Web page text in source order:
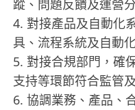
蹤、問題反饋及運營
4.⁠ ⁠對接產品及自動化
具、流程系統及自動
5.⁠ ⁠對接合規部門，確
支持等環節符合監管
6.⁠ ⁠協調業務、產品、